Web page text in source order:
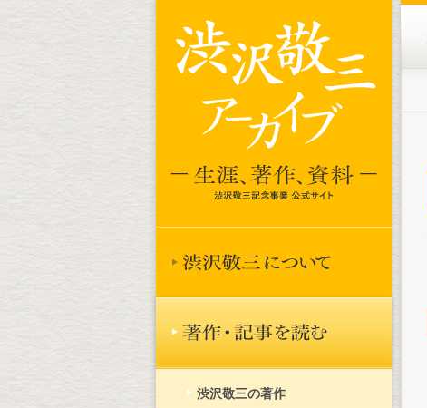
渋沢敬三の著作